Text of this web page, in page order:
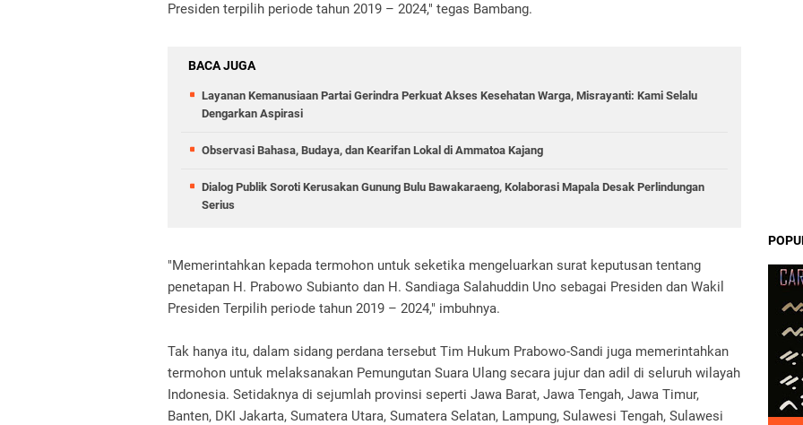
Presiden terpilih periode tahun 2019 – 2024," tegas Bambang.
BACA JUGA
Layanan Kemanusiaan Partai Gerindra Perkuat Akses Kesehatan Warga, Misrayanti: Kami Selalu
Dengarkan Aspirasi
Observasi Bahasa, Budaya, dan Kearifan Lokal di Ammatoa Kajang
Dialog Publik Soroti Kerusakan Gunung Bulu Bawakaraeng, Kolaborasi Mapala Desak Perlindungan
Serius
"Memerintahkan kepada termohon untuk seketika mengeluarkan surat keputusan tentang
penetapan H. Prabowo Subianto dan H. Sandiaga Salahuddin Uno sebagai Presiden dan Wakil
Presiden Terpilih periode tahun 2019 – 2024," imbuhnya.
Tak hanya itu, dalam sidang perdana tersebut Tim Hukum Prabowo-Sandi juga memerintahkan
termohon untuk melaksanakan Pemungutan Suara Ulang secara jujur dan adil di seluruh wilayah
Indonesia. Setidaknya di sejumlah provinsi seperti Jawa Barat, Jawa Tengah, Jawa Timur,
Banten, DKI Jakarta, Sumatera Utara, Sumatera Selatan, Lampung, Sulawesi Tengah, Sulawesi